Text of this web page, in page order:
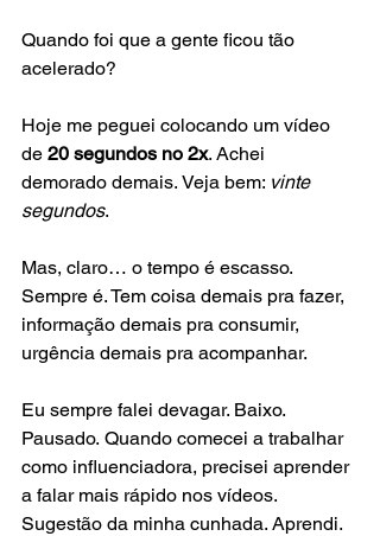
Quando foi que a gente ficou tão
acelerado?
Hoje me peguei colocando um vídeo
de 20 segundos no 2x. Achei
demorado demais. Veja bem: vinte
segundos.
Mas, claro… o tempo é escasso.
Sempre é. Tem coisa demais pra fazer,
informação demais pra consumir,
urgência demais pra acompanhar.
Eu sempre falei devagar. Baixo.
Pausado. Quando comecei a trabalhar
como influenciadora, precisei aprender
a falar mais rápido nos vídeos.
Sugestão da minha cunhada. Aprendi.